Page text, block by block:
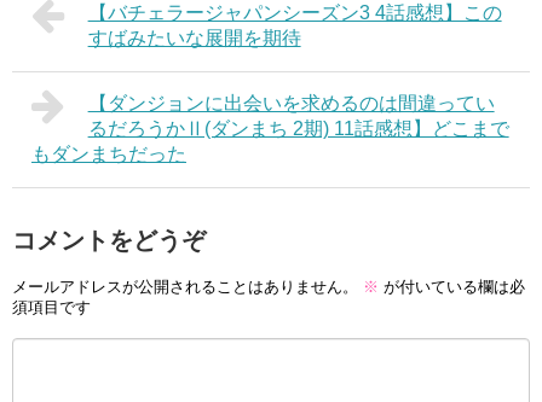
【バチェラージャパンシーズン3 4話感想】この
すばみたいな展開を期待
【ダンジョンに出会いを求めるのは間違ってい
るだろうかⅡ(ダンまち 2期) 11話感想】どこまで
もダンまちだった
コメントをどうぞ
メールアドレスが公開されることはありません。 ※ が付いている欄は必
須項目です